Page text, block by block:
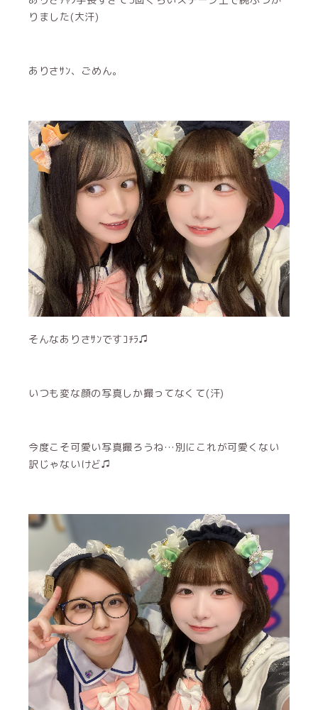
りました(大汗)
ありさｻﾝ、ごめん。
そんなありさｻﾝですｺﾁﾗ♫
いつも変な顔の写真しか撮ってなくて(汗)
今度こそ可愛い写真撮ろうね…別にこれが可愛くない
訳じゃないけど♫